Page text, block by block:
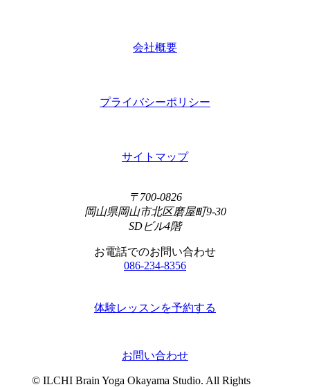
会社概要
プライバシーポリシー
サイトマップ
〒700-0826
岡山県岡山市北区磨屋町9-30
SDビル4階
お電話でのお問い合わせ
086-234-8356
体験レッスンを予約する
お問い合わせ
© ILCHI Brain Yoga Okayama Studio. All Rights